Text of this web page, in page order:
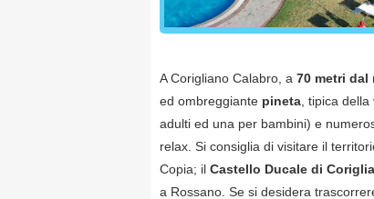
A Corigliano Calabro, a 70 metri dal
ed ombreggiante pineta , tipica
adulti ed una per bambini) e
relax. Si consiglia di visitare il
Copia; il Castello Ducale di
a Rossano. Se si desidera